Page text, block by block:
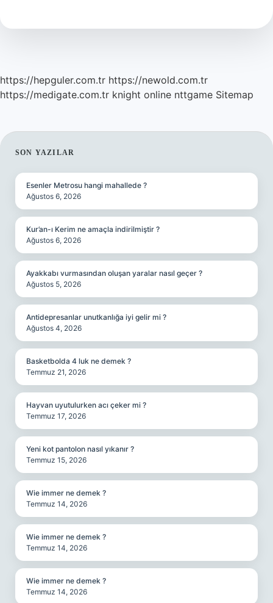
https://hepguler.com.tr https://newold.com.tr
https://medigate.com.tr knight online nttgame Sitemap
SIDEBAR
SON YAZILAR
Esenler Metrosu hangi mahallede ?
Ağustos 6, 2026
Kur’an-ı Kerim ne amaçla indirilmiştir ?
Ağustos 6, 2026
Ayakkabı vurmasından oluşan yaralar nasıl geçer ?
Ağustos 5, 2026
Antidepresanlar unutkanlığa iyi gelir mi ?
Ağustos 4, 2026
Basketbolda 4 luk ne demek ?
Temmuz 21, 2026
Hayvan uyutulurken acı çeker mi ?
Temmuz 17, 2026
Yeni kot pantolon nasıl yıkanır ?
Temmuz 15, 2026
Wie immer ne demek ?
Temmuz 14, 2026
Wie immer ne demek ?
Temmuz 14, 2026
Wie immer ne demek ?
Temmuz 14, 2026